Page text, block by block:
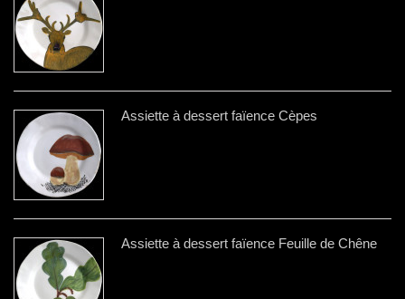
Assiette à dessert faïence Cèpes
Assiette à dessert faïence Feuille de Chêne